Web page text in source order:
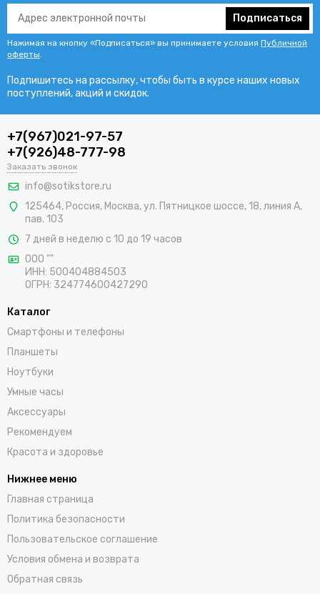
Подписаться
Нажимая на кнопку «Подписаться» вы принимаете условия Публичной
оферты.
Подпишитесь на рассылку, чтобы быть в курсе наших новых
поступлений, акций и скидок.
+7(967)021-97-57
+7(926)48-777-98
Заказать звонок
info@sotikstore.ru
125464, Россия, Москва,ул. Пятницкое шоссе, 18, линия А,
пав. 103
7 дней в неделю с 10 до 19 часов
ООО ""
ИНН: 500404884503
ОГРН: 324774600427290
Каталог
Смартфоны и телефоны
Планшеты
Ноутбуки
Умные часы
Аксессуары
Рекомендуем
Красота и здоровье
Нижнее меню
Главная страница
Политика безопасности
Пользовательское соглашение
Условия обмена и возврата
Обратная связь